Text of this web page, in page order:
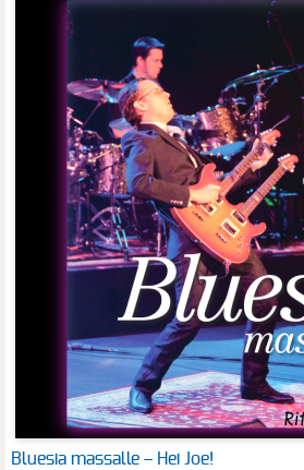
Bluesia massalle – Hei Joe!